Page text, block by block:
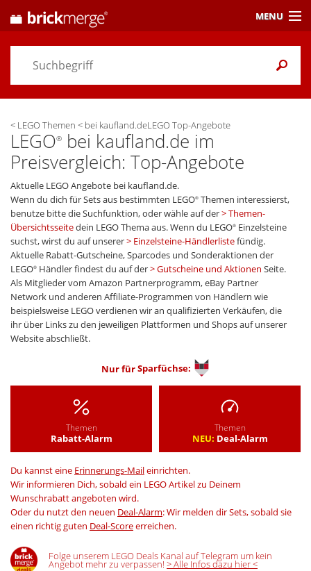
< LEGO Themen < bei kaufland.deLEGO Top-Angebote
LEGO®
bei kaufland.de im
Preisvergleich: Top-Angebote
Aktuelle LEGO Angebote bei kaufland.de.
Wenn du dich für Sets aus bestimmten LEGO® Themen interessierst,
benutze bitte die Suchfunktion, oder wähle auf der
Themen-
Übersichtsseitedein LEGO Thema aus. Wenn du LEGO® Einzelsteine
suchst, wirst du auf unserer
Einzelsteine-Händlerlistefündig.
Aktuelle Rabatt-Gutscheine, Sparcodes und Sonderaktionen der
LEGO® Händler findest du auf der Gutscheine und Aktionen Seite.
Als Mitglieder vom Amazon Partnerprogramm, eBay Partner
Network und anderen Affiliate-Programmen von Händlern wie
beispielsweise LEGO verdienen wir an qualifizierten Verkäufen, die
ihr über Links zu den jeweiligen Plattformen und Shops auf unserer
Website abschließt.
Nur fürSparfüchse:
Themen
Rabatt-Alarm
Themen
NEU: Deal-Alarm
Du kannst eine Erinnerungs-Maileinrichten.
Wir informieren Dich, sobald ein LEGO Artikel zu Deinem
Wunschrabatt angeboten wird.
Oder du nutzt den neuen Deal-Alarm: Wir melden dir Sets, sobald sie
einen richtig guten Deal-Scoreerreichen.
Folge unserem LEGO Deals Kanal auf Telegram um kein
Angebot mehr zu verpassen! > Alle Infos dazu hier <
MENU
Preisvergleich
Themen/ Händler
Alarme& Wunschlisten
Einstellungen